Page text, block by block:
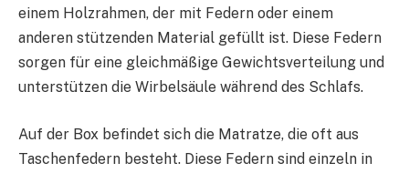
einem Holzrahmen, der mit Federn oder einem
anderen stützenden Material gefüllt ist. Diese Federn
sorgen für eine gleichmäßige Gewichtsverteilung und
unterstützen die Wirbelsäule während des Schlafs.
Auf der Box befindet sich die Matratze, die oft aus
Taschenfedern besteht. Diese Federn sind einzeln in